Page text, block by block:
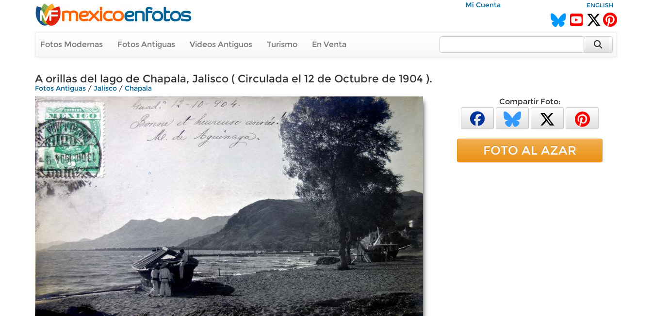
Mi Cuenta ENGLISH
Fotos Modernas Fotos Antiguas Videos Antiguos Turismo En Venta
A orillas del lago de Chapala, Jalisco ( Circulada el 12 de Octubre de 1904 ).
Fotos Antiguas / Jalisco / Chapala
Compartir Foto:
FOTO AL AZAR